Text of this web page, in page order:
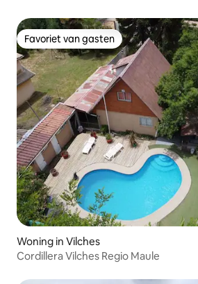
Favoriet van gasten
Favoriet van gasten
Woning in Vilches
Cordillera Vilches Regio Maule